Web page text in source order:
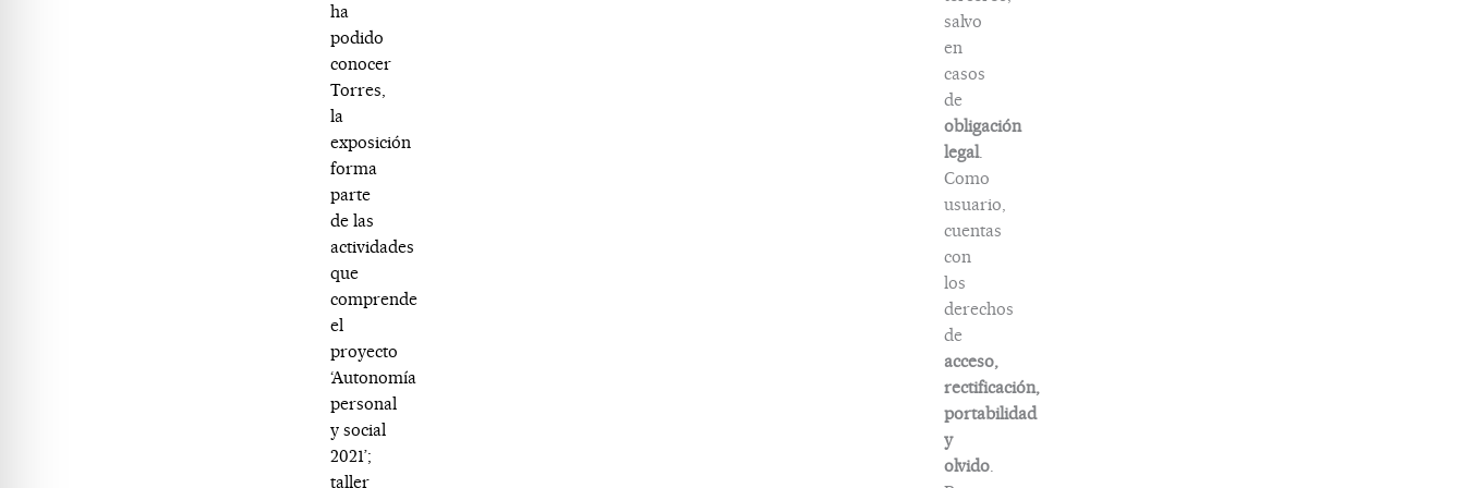
ha
podido
conocer
Torres,
la
exposición
forma
parte
de las
actividades
que
comprende
el
proyecto
‘Autonomía
personal
y social
2021’;
taller
salvo
en
casos
de
obligación
legal.
Como
usuario,
cuentas
con
los
derechos
de
acceso,
rectificación,
portabilidad
y
olvido.